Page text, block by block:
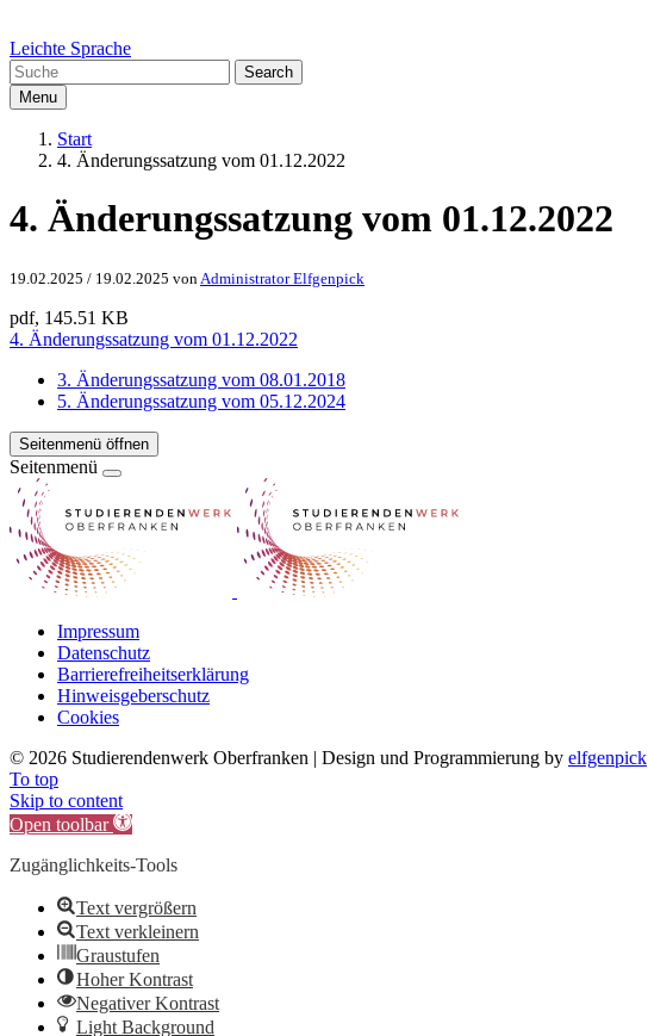
Leichte Sprache
Search
Menu
Start
4. Änderungssatzung vom 01.12.2022
4. Änderungssatzung vom 01.12.2022
19.02.2025 / 19.02.2025 von Administrator Elfgenpick
pdf, 145.51 KB
4. Änderungssatzung vom 01.12.2022
3. Änderungssatzung vom 08.01.2018
5. Änderungssatzung vom 05.12.2024
Seitenmenü öffnen
Seitenmenü
Impressum
Datenschutz
Barrierefreiheitserklärung
Hinweisgeberschutz
Cookies
© 2026 Studierendenwerk Oberfranken | Design und Programmierung by elfgenpick
To top
Skip to content
Open toolbar
Zugänglichkeits-Tools
Text vergrößern
Text verkleinern
Graustufen
Hoher Kontrast
Negativer Kontrast
Light Background